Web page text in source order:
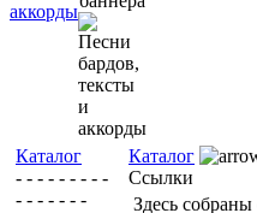
Каталог
- - - - - - - - -
- - - - - - -
Каталог
Ссылки
Здесь